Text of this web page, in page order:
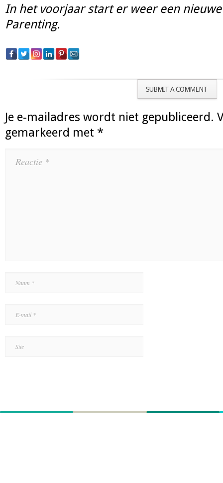
In het voorjaar start er weer een
Parenting.
SUBMIT A COMMENT
Je e-mailadres wordt niet gepubliceerd.
gemarkeerd met *